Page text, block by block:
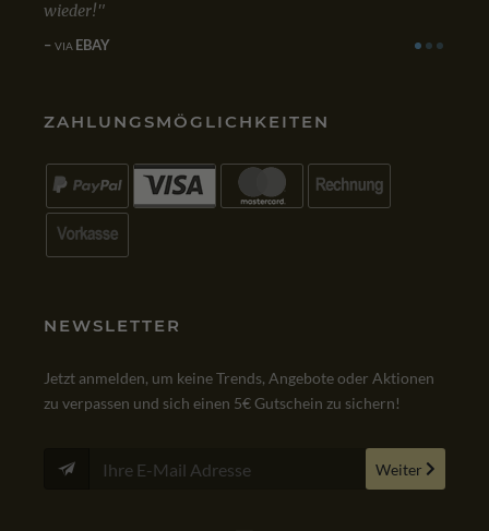
wieder!
VIA EBAY
ZAHLUNGSMÖGLICHKEITEN
NEWSLETTER
Jetzt anmelden, um keine Trends, Angebote oder Aktionen
zu verpassen und sich einen 5€ Gutschein zu sichern!
Weiter